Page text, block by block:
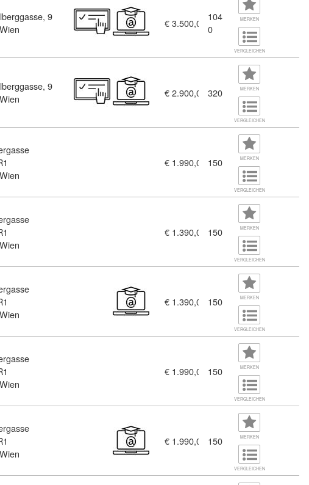
9
€ 3.500,00
104
0
MERKEN
VERGLEICHEN
Manager (9903866)
9
€ 2.900,00 320 MERKEN
VERGLEICHEN
€ 1.990,00 150 MERKEN
VERGLEICHEN
€ 1.390,00 150 MERKEN
VERGLEICHEN
€ 1.390,00 150 MERKEN
VERGLEICHEN
(7356155) € 1.990,00 150 MERKEN
VERGLEICHEN
€ 1.990,00 150 MERKEN
VERGLEICHEN